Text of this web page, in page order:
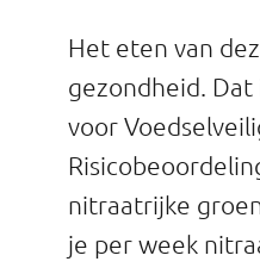
Het eten van
gezondheid.
voor
nitraatrijke
je per week